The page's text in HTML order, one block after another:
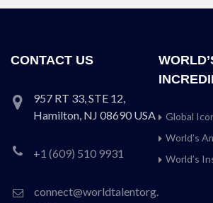
CONTACT US
957 RT 33, STE 12,
Hamilton, NJ 08690 USA
+1 (609) 510 9931
connect@worldtalentorg.
Global
World’s
World’s